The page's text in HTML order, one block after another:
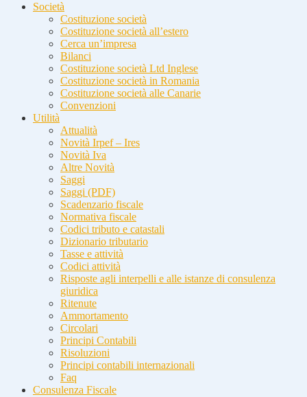
Società
Costituzione società
Costituzione società all’estero
Cerca un’impresa
Bilanci
Costituzione società Ltd Inglese
Costituzione società in Romania
Costituzione società alle Canarie
Convenzioni
Utilità
Attualità
Novità Irpef – Ires
Novità Iva
Altre Novità
Saggi
Saggi (PDF)
Scadenzario fiscale
Normativa fiscale
Codici tributo e catastali
Dizionario tributario
Tasse e attività
Codici attività
Risposte agli interpelli e alle istanze di consulenza
giuridica
Ritenute
Ammortamento
Circolari
Principi Contabili
Risoluzioni
Principi contabili internazionali
Faq
Consulenza Fiscale